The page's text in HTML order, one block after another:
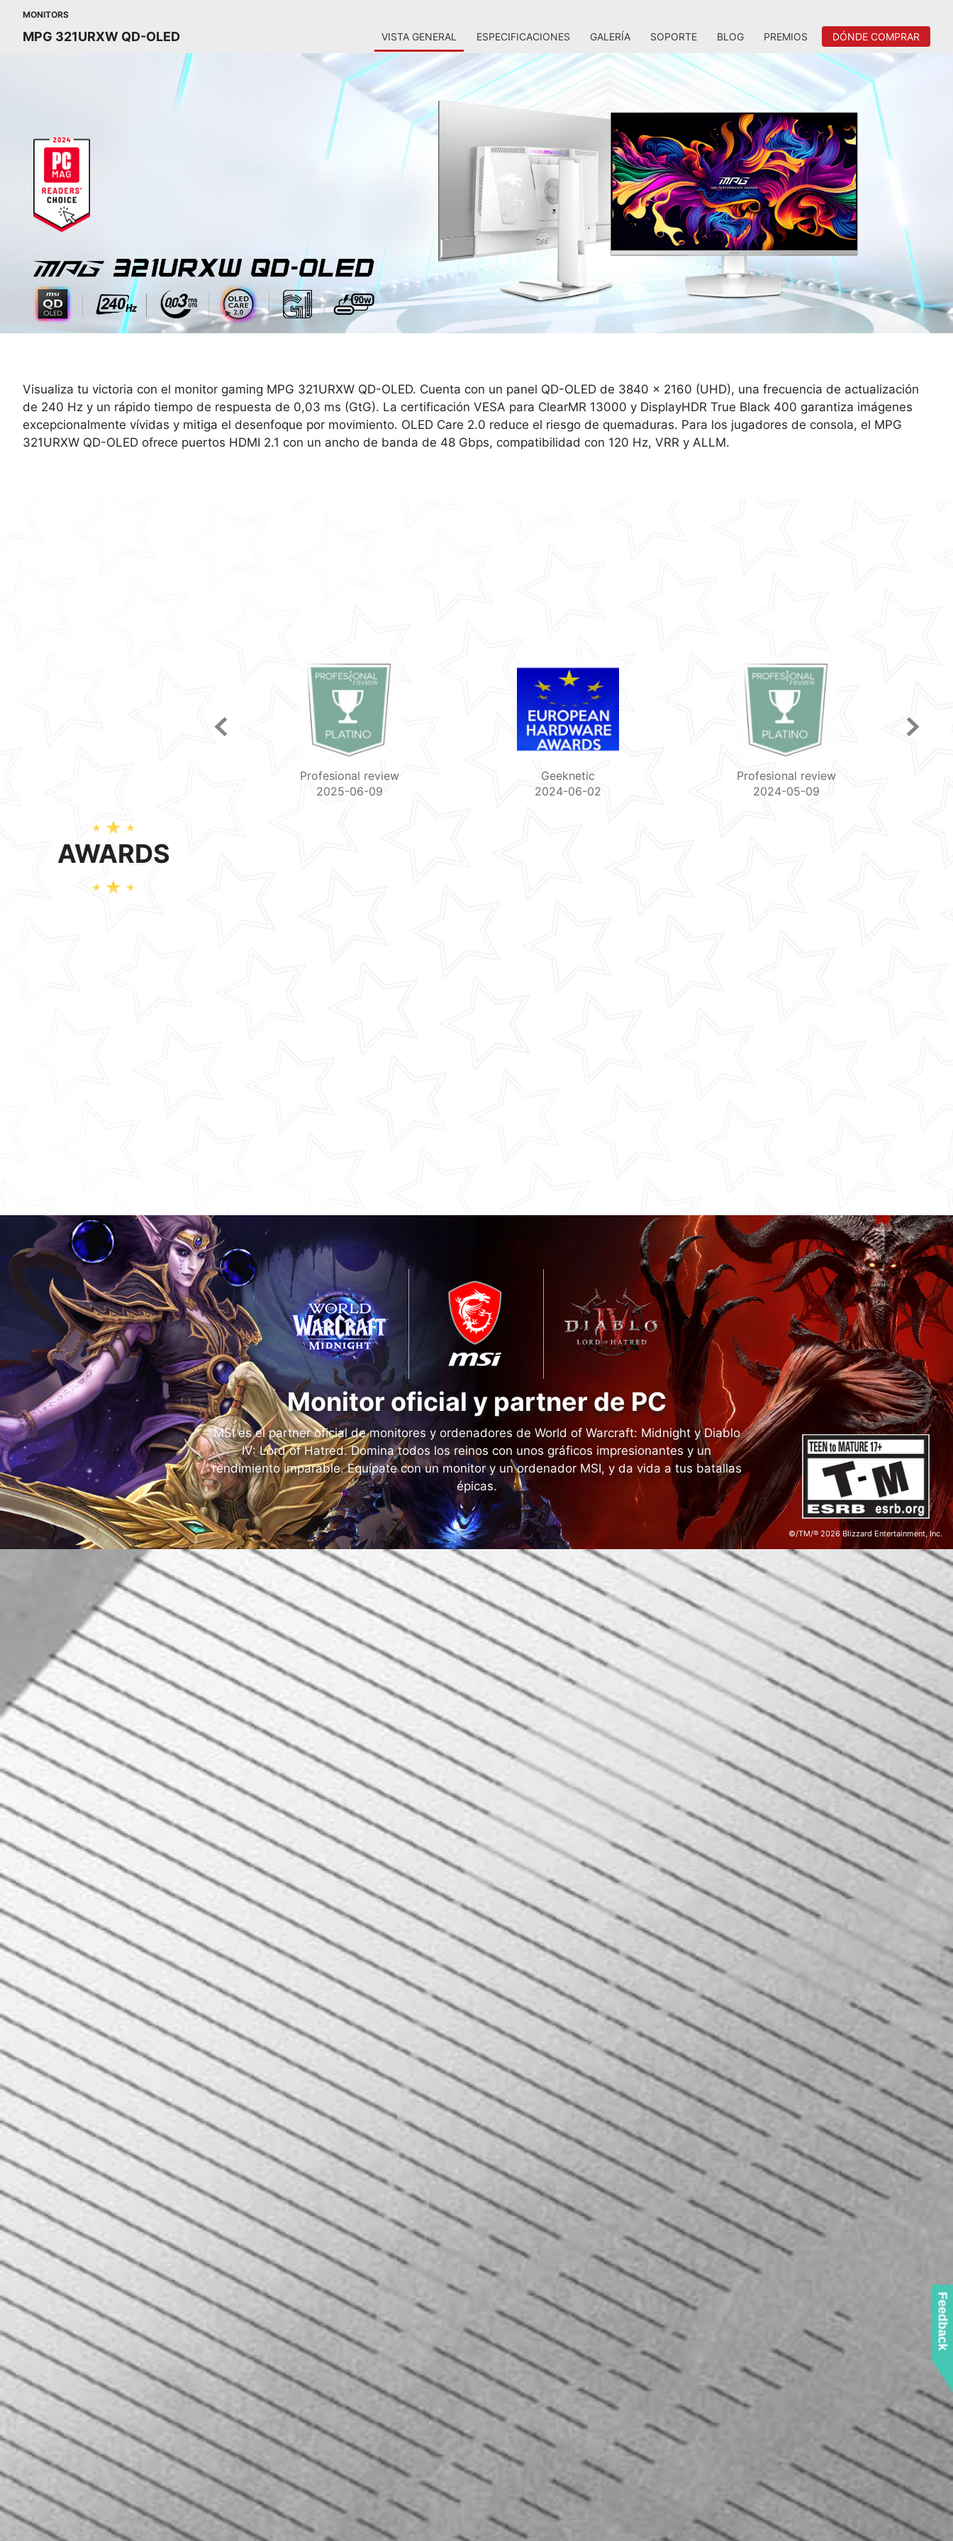
MONITORS
MPG 321URXW QD-OLED VISTA GENERAL ESPECIFICACIONES GALERÍA SOPORTE BLOG PREMIOS DÓNDE COMPRAR
Visualiza tu victoria con el monitor gaming MPG 321URXW QD-OLED. Cuenta con un panel QD-OLED de 3840 x 2160 (UHD), una frecuencia de actualización
de 240 Hz y un rápido tiempo de respuesta de 0,03 ms (GtG). La certificación VESA para ClearMR 13000 y DisplayHDR True Black 400 garantiza imágenes
excepcionalmente vívidas y mitiga el desenfoque por movimiento. OLED Care 2.0 reduce el riesgo de quemaduras. Para los jugadores de consola, el MPG
321URXW QD-OLED ofrece puertos HDMI 2.1 con un ancho de banda de 48 Gbps, compatibilidad con 120 Hz, VRR y ALLM.
AWARDS
Geeknetic
2024-06-02
Profesional review
2024-05-09
El Chapuzas Informatico
2024-04-09
©/TM/® 2026 Blizzard Entertainment, Inc.
Monitor oficial y partner de PC
MSI es el partner oficial de monitores y ordenadores de World of Warcraft: Midnight y Diablo
IV: Lord of Hatred. Domina todos los reinos con unos gráficos impresionantes y un
rendimiento imparable. Equípate con un monitor y un ordenador MSI, y da vida a tus batallas
épicas.
Feedback